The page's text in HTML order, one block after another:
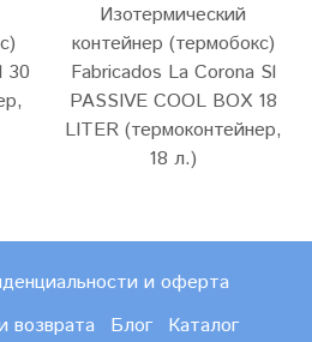
30
Изотермический
контейнер (термобокс)
Fabricados La Corona Sl
PASSIVE COOL BOX 18
LITER (термоконтейнер,
18 л.)
и оферта
возврата
Блог
Каталог